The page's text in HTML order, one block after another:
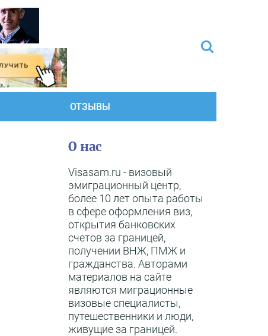
ОТЗЫВЫ
О нас
Visasam.ru - визовый
эмиграционный центр,
более 10 лет опыта работы
в сфере оформления виз,
открытия банковских
счетов за границей,
получении ВНЖ, ПМЖ и
гражданства. Авторами
материалов на сайте
являются миграционные
визовые специалисты,
путешественники и люди,
живущие за границей.